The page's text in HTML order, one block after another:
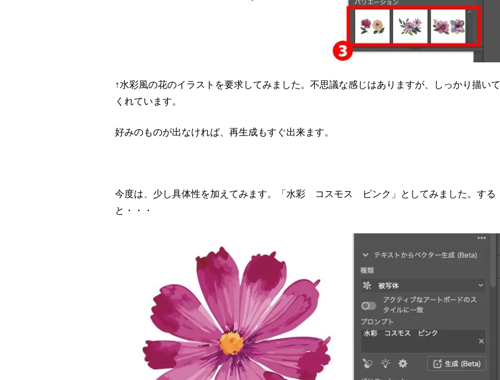
↑水彩風の花のイラストを要求してみました。不思議な感じはありますが、しっかり描いて
くれています。
好みのものが出なければ、再生成もすぐ出来ます。
今度は、少し具体性を加えてみます。「水彩 コスモス ピンク」としてみました。する
と・・・